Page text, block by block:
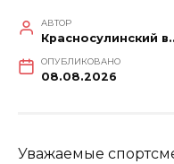
АВТОР
ОПУБЛИКОВАНО
08.08.2026
Уважаемые